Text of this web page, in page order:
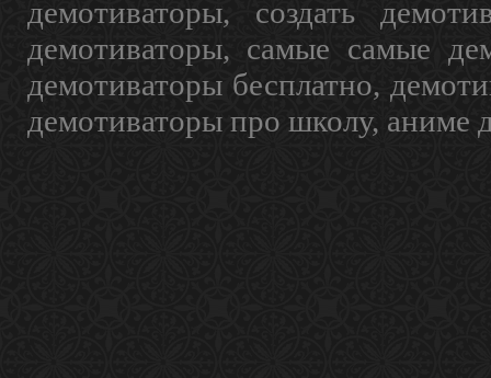
демотиваторы, создать
демотиваторы, самые самые
демотиваторы бесплатно,
демотиваторы про школу, аниме